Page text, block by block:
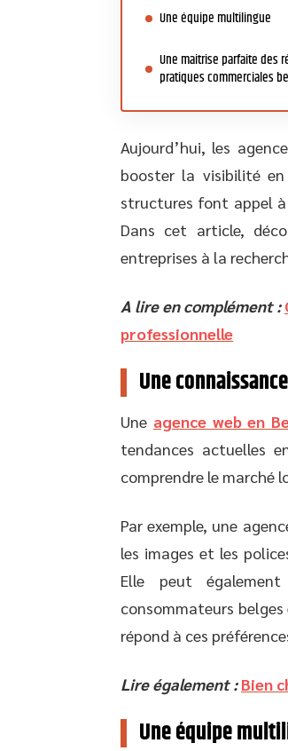
Une équipe multilingue
Une maitrise parfaite des
pratiques commerciales
Aujourd’hui, les
booster la visibilité en
structures font appel à
Dans cet article,
entreprises à la
A lire en complément :
professionnelle
Une
Une agence web en
tendances actuelles
comprendre le marché
Par exemple, une
les images et les
Elle peut
consommateurs
répond à ces
Lire également : Bien
Une équipe